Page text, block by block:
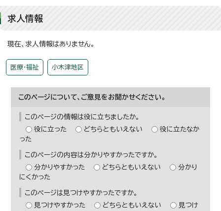
求人情報
現在、求人情報はありません。
医療・福祉 小木津地区
このページについて、ご意見をお聞かせください。
このページの情報は役に立ちましたか。
役に立った
どちらともいえない
役に立たなか
った
このページの内容は分かりやすかったですか。
分かりやすかった
どちらともいえない
分かり
にくかった
このページは見つけやすかったですか。
見つけやすかった
どちらともいえない
見つけ